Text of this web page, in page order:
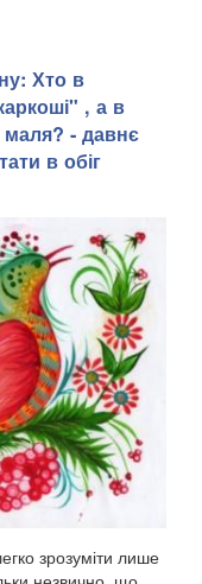
Хто в
, а в
- давнє
в обіг
зрозуміти лише